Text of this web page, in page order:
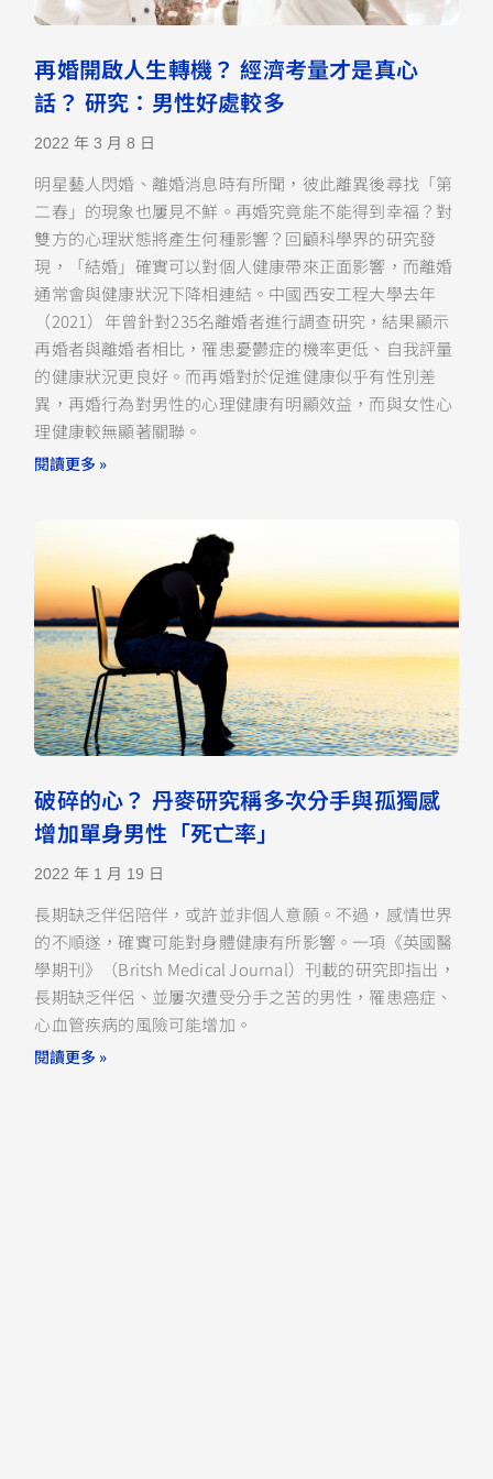
再婚開啟人生轉機？ 經濟考量才是真心
話？ 研究：男性好處較多
2022 年 3 月 8 日
明星藝人閃婚、離婚消息時有所聞，彼此離異後尋找「第
二春」的現象也屢見不鮮。再婚究竟能不能得到幸福？對
雙方的心理狀態將產生何種影響？回顧科學界的研究發
現，「結婚」確實可以對個人健康帶來正面影響，而離婚
通常會與健康狀況下降相連結。中國西安工程大學去年
（2021）年曾針對235名離婚者進行調查研究，結果顯示
再婚者與離婚者相比，罹患憂鬱症的機率更低、自我評量
的健康狀況更良好。而再婚對於促進健康似乎有性別差
異，再婚行為對男性的心理健康有明顯效益，而與女性心
理健康較無顯著關聯。
閱讀更多 »
破碎的心？ 丹麥研究稱多次分手與孤獨感
增加單身男性「死亡率」
2022 年 1 月 19 日
長期缺乏伴侶陪伴，或許並非個人意願。不過，感情世界
的不順遂，確實可能對身體健康有所影響。一項《英國醫
學期刊》（Britsh Medical Journal）刊載的研究即指出，
長期缺乏伴侶、並屢次遭受分手之苦的男性，罹患癌症、
心血管疾病的風險可能增加。
閱讀更多 »